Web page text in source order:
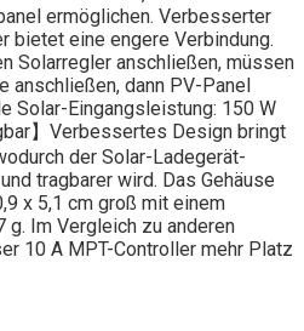
ermöglichen. Verbesserter
bietet eine engere Verbindung.
Solarregler anschließen, müssen
anschließen, dann PV-Panel
Solar-Eingangsleistung: 150 W
】Verbessertes Design bringt
der Solar-Ladegerät-
tragbarer wird. Das Gehäuse
x 5,1 cm groß mit einem
g. Im Vergleich zu anderen
10 A MPT-Controller mehr Platz